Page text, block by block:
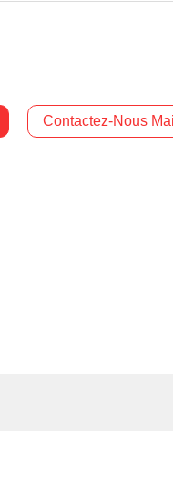
Contactez-Nous